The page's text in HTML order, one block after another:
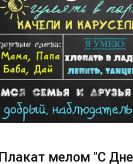
Плакат мелом "С